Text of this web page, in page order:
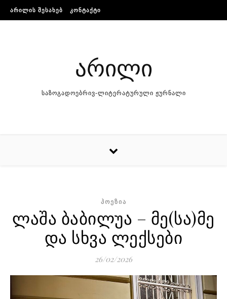
Skip to content
ᲐᲠᲘᲚᲘᲡ ᲨᲔᲡᲐᲮᲔᲑ ᲙᲝᲜᲢᲐᲥᲢᲘ
არილი
საზოგადოებრივ-ლიტერატურული ჟურნალი
ᲞᲝᲔᲖᲘᲐ
ლაშა ბაბილუა – მე(სა)მე
და სხვა ლექსები
26/02/2026